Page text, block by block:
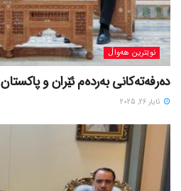
نوێترین هەواڵ
دەرفەتەکانی بەردەم ئێران و پاکستان
ئایار 26, 2025